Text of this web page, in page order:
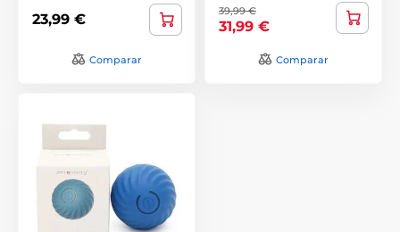
23,99 €
Comparar
39,99 €
31,99 €
Comparar